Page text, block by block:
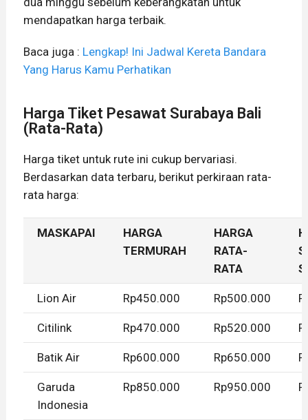
mendapatkan harga terbaik.
Baca juga : Lengkap! Ini Jadwal Kereta Bandara
Yang Harus Kamu Perhatikan
Harga Tiket Pesawat Surabaya Bali
(Rata-Rata)
Harga tiket untuk rute ini cukup bervariasi.
Berdasarkan data terbaru, berikut perkiraan rata-
rata harga:
MASKAPAI
HARGA
TERMURAH
HARGA
RATA-
RATA
Lion Air Rp450.000 Rp500.000
Citilink Rp470.000 Rp520.000
Batik Air Rp600.000 Rp650.000
Garuda
Indonesia
Rp850.000 Rp950.000